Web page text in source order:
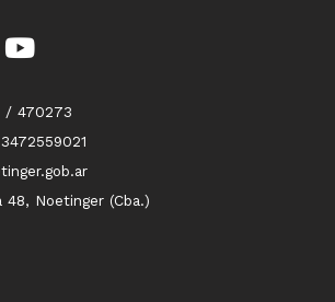
/ 470273
48, Noetinger (Cba.)